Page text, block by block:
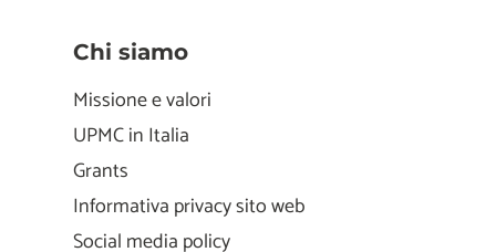
Chi siamo
Missione e valori
UPMC in Italia
Grants
Informativa privacy sito web
Social media policy